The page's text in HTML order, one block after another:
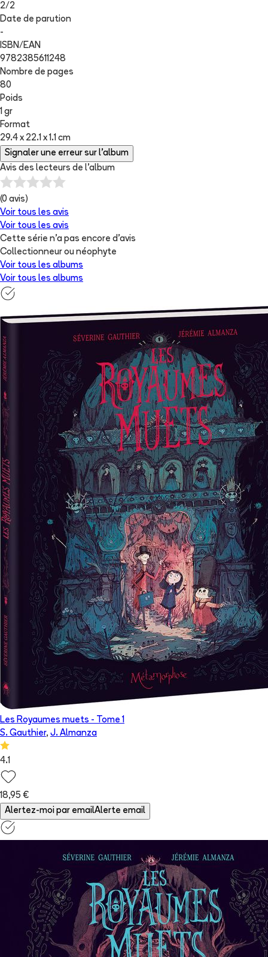
2/2
Date de parution
-
ISBN/EAN
9782385611248
Nombre de pages
80
Poids
1 gr
Format
29.4 x 22.1 x 1.1 cm
Signaler une erreur sur l'album
Avis des lecteurs de l'album
(0 avis)
Voir tous les avis
Voir tous les avis
Cette série n'a pas encore d'avis
Collectionneur ou néophyte
Voir tous les albums
Voir tous les albums
Les Royaumes muets - Tome 1
S. Gauthier, J. Almanza
4.1
18,95 €
Alertez-moi par emailAlerte email